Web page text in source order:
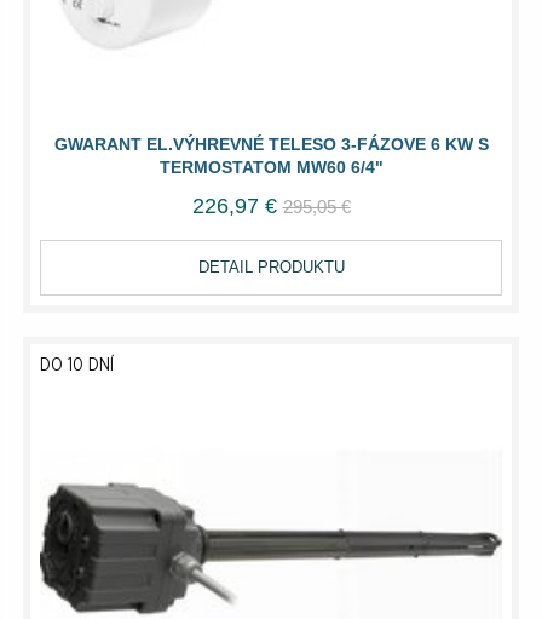
GWARANT EL.VÝHREVNÉ TELESO 3-FÁZOVE 6 KW S
TERMOSTATOM MW60 6/4"
226,97 € 295,05 €
DETAIL PRODUKTU
DO 10 DNÍ